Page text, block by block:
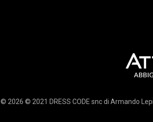
© 2026 © 2021 DRESS CODE snc di Armando